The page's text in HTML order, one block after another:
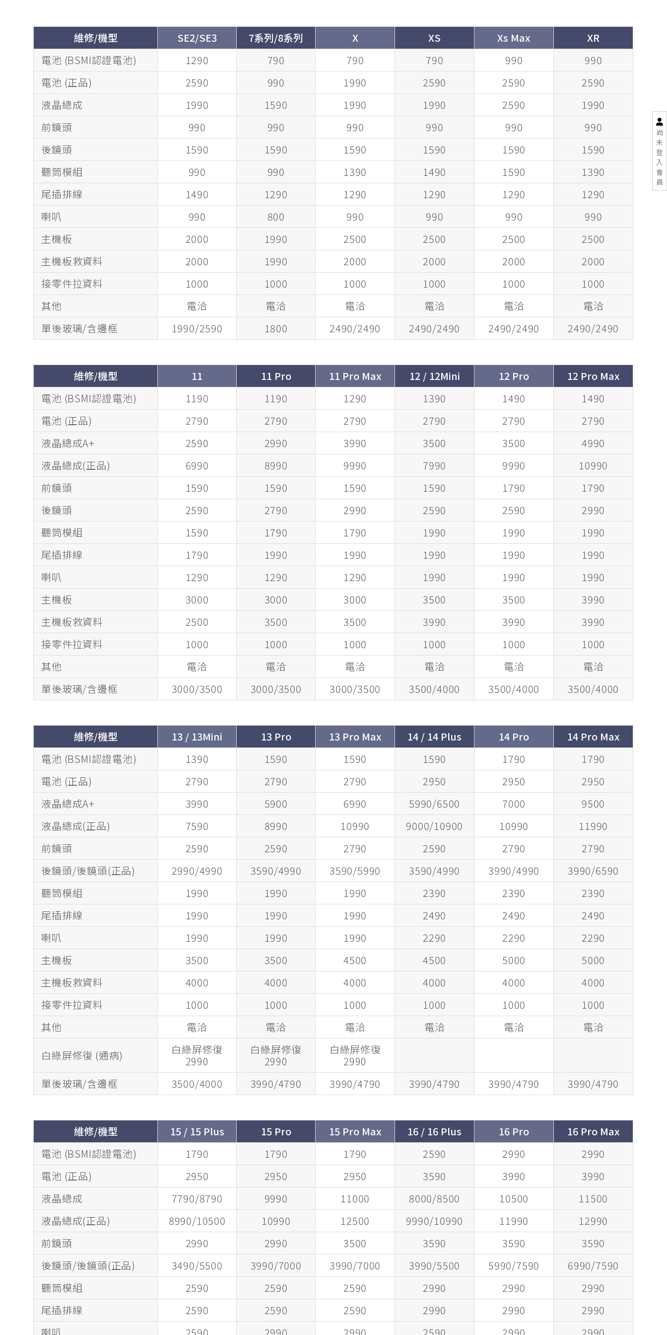
尚
未
登
入
會
員
維修/機型 SE2/SE3 7系列/8系列 X XS Xs Max
XR
電池 (BSMI認證電池)
1290 790 790 790 990
990
電池 (正品)
2590 990 1990 2590 2590
2590
液晶總成
1990 1590 1990 1990 2590
1990
前鏡頭
990 990 990 990 990
990
後鏡頭
1590 1590 1590 1590 1590
1590
聽筒模組
990 990 1390 1490 1590
1390
尾插排線
1490 1290 1290 1290 1290
1290
喇叭
990 800 990 990 990
990
主機板
2000 1990 2500 2500 2500
2500
主機板救資料
2000 1990 2000 2000 2000
2000
接零件拉資料
1000 1000 1000 1000 1000
1000
其他
電洽 電洽 電洽 電洽 電洽
電洽
單後玻璃/含邊框
1990/2590 1800 2490/2490 2490/2490 2490/2490 2490/2490
維修/機型 11 11 Pro 11 Pro Max 12 / 12Mini 12 Pro
12 Pro Max
電池 (BSMI認證電池)
1190 1190 1290 1390 1490
1490
電池 (正品)
2790 2790 2790 2790 2790
2790
液晶總成A+
2590 2990 3990 3500 3500
4990
液晶總成(正品)
6990 8990 9990 7990 9990
10990
前鏡頭
1590 1590 1590 1590 1790
1790
後鏡頭
2590 2790 2990 2590 2590
2990
聽筒模組
1590 1790 1790 1990 1990
1990
尾插排線
1790 1990 1990 1990 1990
1990
喇叭
1290 1290 1290 1990 1990
1990
主機板
3000 3000 3000 3500 3500
3990
主機板救資料
2500 3500 3500 3990 3990
3990
接零件拉資料
1000 1000 1000 1000 1000
1000
其他
電洽 電洽 電洽 電洽 電洽
電洽
單後玻璃/含邊框
3000/3500 3000/3500 3000/3500 3500/4000 3500/4000 3500/4000
維修/機型 13 / 13Mini 13 Pro 13 Pro Max 14 / 14 Plus 14 Pro
14 Pro Max
電池 (BSMI認證電池)
1390 1590 1590 1590 1790
1790
電池 (正品)
2790 2790 2790 2950 2950
2950
液晶總成A+
3990 5900 6990 5990/6500 7000
9500
液晶總成(正品)
7590 8990 10990 9000/10900 10990
11990
前鏡頭
2590 2590 2790 2590 2790
2790
後鏡頭/後鏡頭(正品)
2990/4990 3590/4990 3590/5990 3590/4990 3990/4990
3990/6590
聽筒模組
1990 1990 1990 2390 2390
2390
尾插排線
1990 1990 1990 2490 2490
2490
喇叭
1990 1990 1990 2290 2290
2290
主機板
3500 3500 4500 4500 5000
5000
主機板救資料
4000 4000 4000 4000 4000
4000
接零件拉資料
1000 1000 1000 1000 1000
1000
其他
電洽 電洽 電洽 電洽 電洽
電洽
白綠屏修復 (通病)
白綠屏修復
2990
白綠屏修復
2990
白綠屏修復
2990
單後玻璃/含邊框
3500/4000 3990/4790 3990/4790 3990/4790 3990/4790 3990/4790
維修/機型 15 / 15 Plus 15 Pro 15 Pro Max 16 / 16 Plus 16 Pro
16 Pro Max
電池 (BSMI認證電池)
1790 1790 1790 2590 2990
2990
電池 (正品)
2950 2950 2950 3590 3990
3990
液晶總成
7790/8790 9990 11000 8000/8500 10500
11500
液晶總成(正品)
8990/10500 10990 12500 9990/10990 11990
12990
前鏡頭
2990 2990 3500 3590 3590
3590
後鏡頭/後鏡頭(正品)
3490/5500 3990/7000 3990/7000 3990/5500 5990/7590
6990/7590
聽筒模組
2590 2590 2590 2990 2990
2990
尾插排線
2590 2590 2590 2990 2990
2990
喇叭
2590 2990 2990 2590 2990 2990